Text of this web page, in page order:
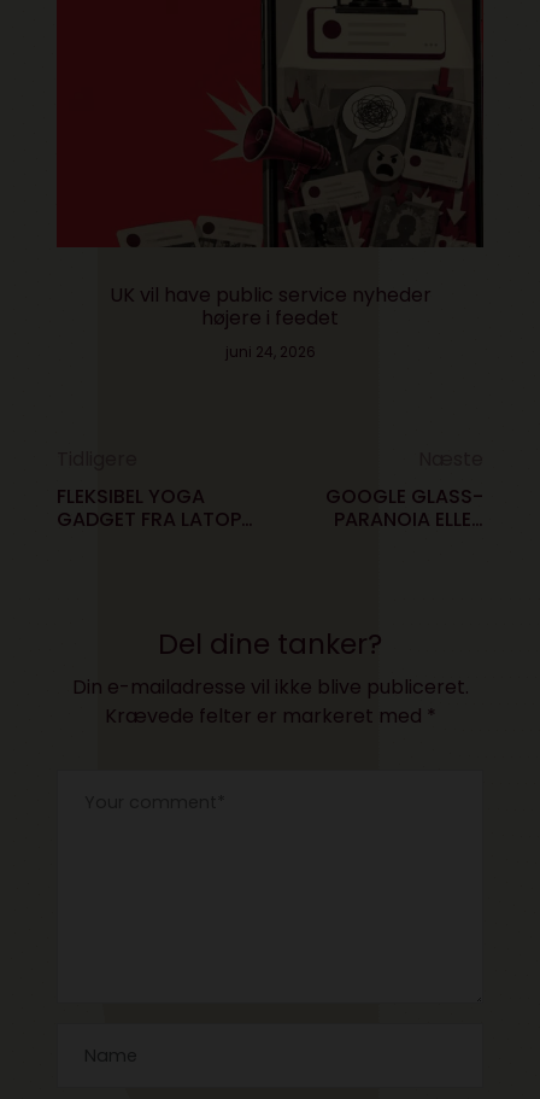
UK vil have public service nyheder
højere i feedet
juni 24, 2026
FLEKSIBEL YOGA
GADGET FRA LATOP
GOOGLE GLASS-
PARANOIA ELLER
Del dine tanker?
Din e-mailadresse vil ikke blive publiceret.
Krævede felter er markeret med *